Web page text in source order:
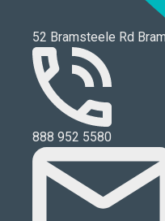
52 Bramsteele Rd
888 952 5580